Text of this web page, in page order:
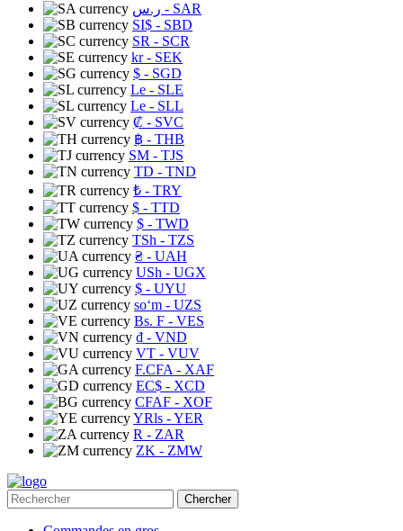
ر.س - SAR
SI$ - SBD
SR - SCR
kr- SEK
$ - SGD
Le - SLE
Le - SLL
₡ - SVC
฿ - THB
ЅМ - TJS
TD - TND
₺ - TRY
$ - TTD
$ - TWD
TSh - TZS
₴ - UAH
USh - UGX
$ - UYU
soʻm - UZS
Bs. F - VES
₫ - VND
VT - VUV
F.CFA - XAF
EC$ - XCD
CFAF - XOF
YRls - YER
R - ZAR
ZK - ZMW
Chercher